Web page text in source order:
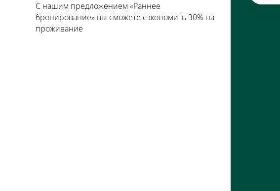
С нашим предложением «Раннее
бронирование» вы сможете сэкономить 30% на
проживание